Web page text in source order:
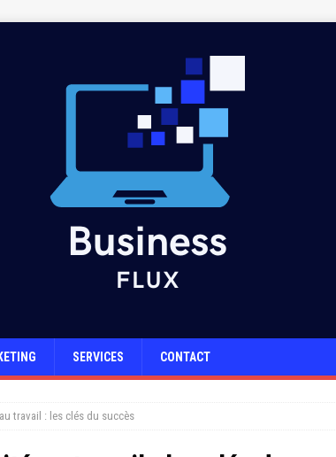
SERVICES CONTACT
travail : les clés du succès